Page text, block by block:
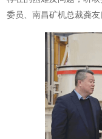
委员、南昌矿机总裁龚友